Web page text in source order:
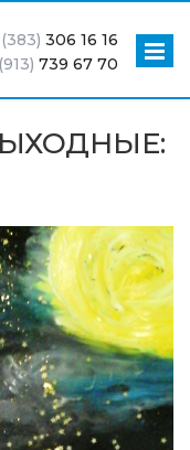
306 16 16
739 67 70